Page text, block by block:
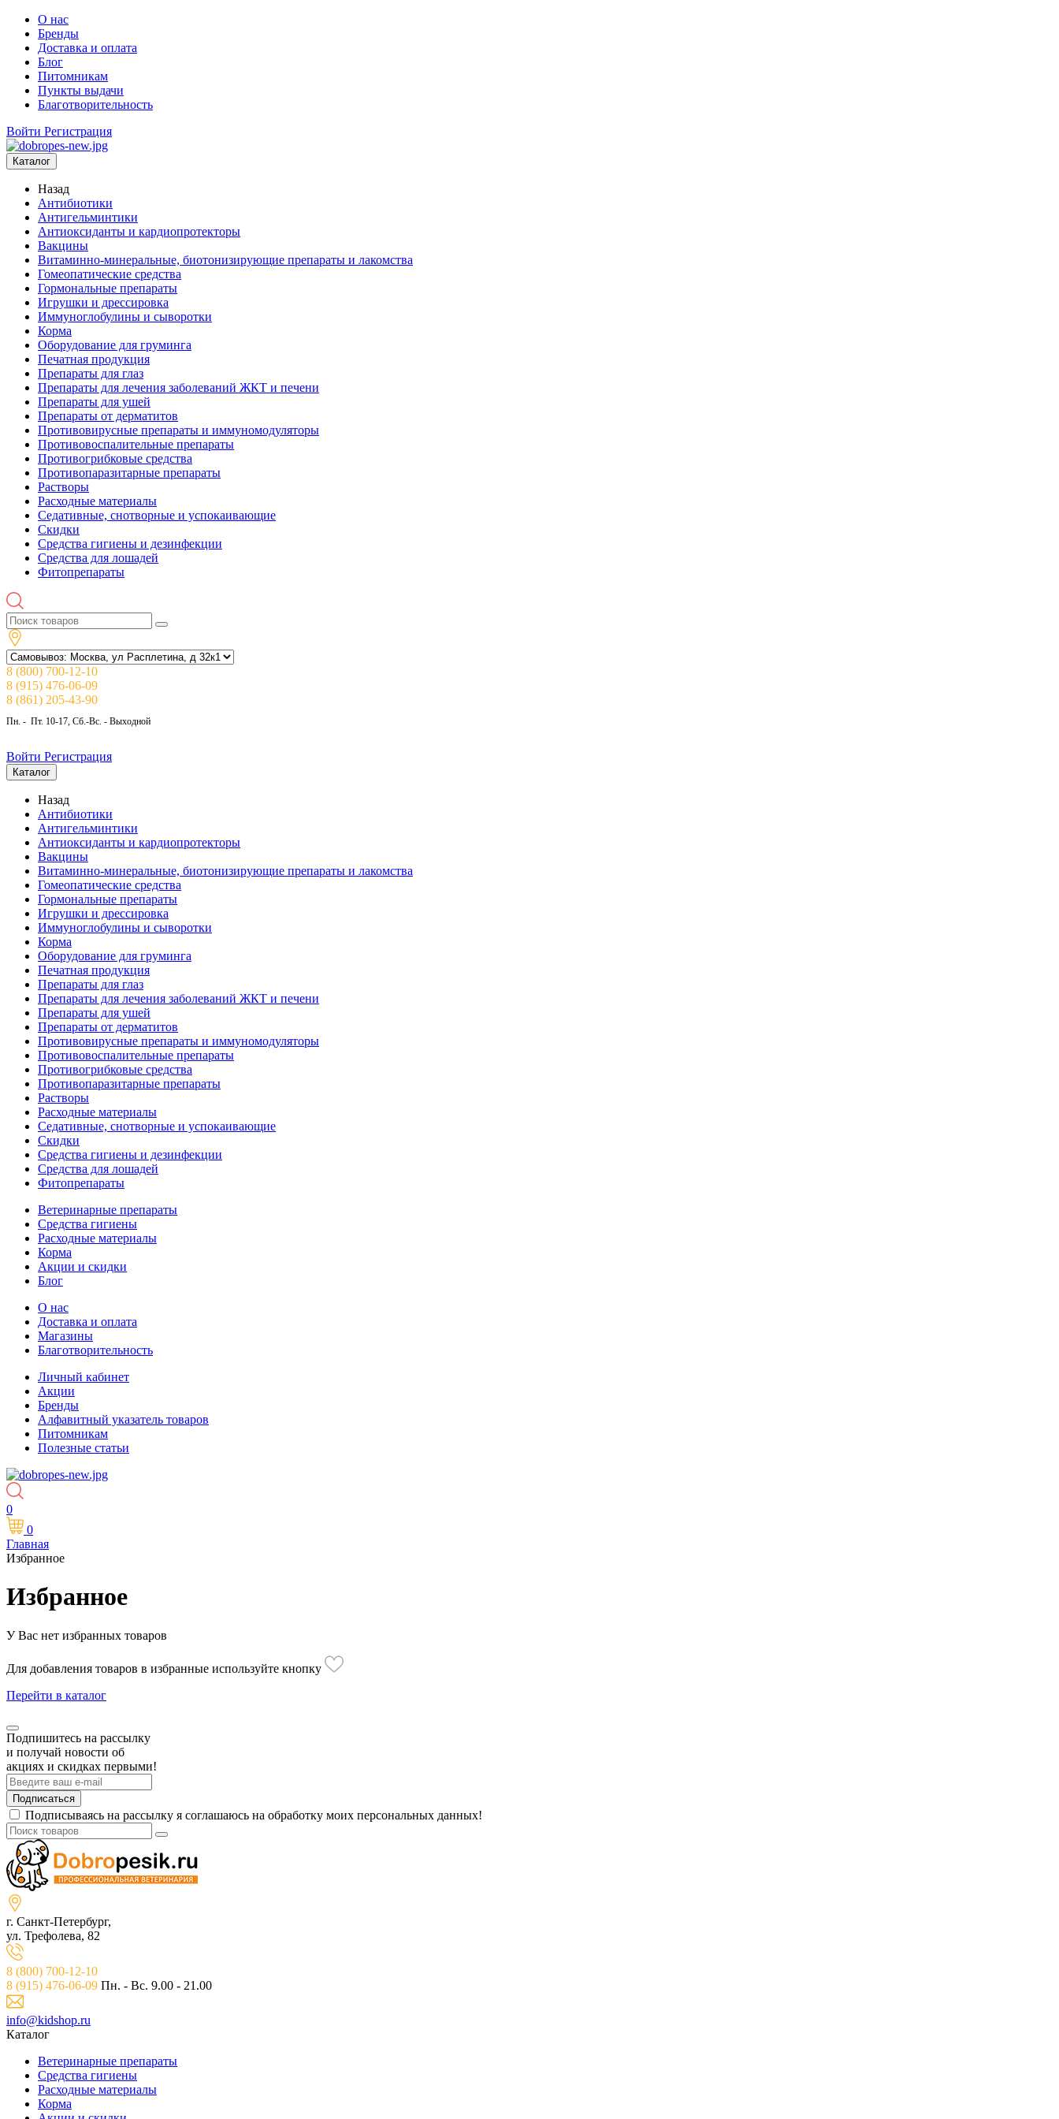
О нас
Бренды
Доставка и оплата
Блог
Питомникам
Пункты выдачи
Благотворительность
Войти Регистрация
Каталог
Назад
Антибиотики
Антигельминтики
Антиоксиданты и кардиопротекторы
Вакцины
Витаминно-минеральные, биотонизирующие препараты и лакомства
Гомеопатические средства
Гормональные препараты
Игрушки и дрессировка
Иммуноглобулины и сыворотки
Корма
Оборудование для груминга
Печатная продукция
Препараты для глаз
Препараты для лечения заболеваний ЖКТ и печени
Препараты для ушей
Препараты от дерматитов
Противовирусные препараты и иммуномодуляторы
Противовоспалительные препараты
Противогрибковые средства
Противопаразитарные препараты
Растворы
Расходные материалы
Седативные, снотворные и успокаивающие
Скидки
Средства гигиены и дезинфекции
Средства для лошадей
Фитопрепараты
8 (800) 700-12-10
8 (915) 476-06-09
8 (861) 205-43-90
Пн. - Пт. 10-17, Сб.-Вс. - Выходной
Войти Регистрация
Каталог
Назад
Антибиотики
Антигельминтики
Антиоксиданты и кардиопротекторы
Вакцины
Витаминно-минеральные, биотонизирующие препараты и лакомства
Гомеопатические средства
Гормональные препараты
Игрушки и дрессировка
Иммуноглобулины и сыворотки
Корма
Оборудование для груминга
Печатная продукция
Препараты для глаз
Препараты для лечения заболеваний ЖКТ и печени
Препараты для ушей
Препараты от дерматитов
Противовирусные препараты и иммуномодуляторы
Противовоспалительные препараты
Противогрибковые средства
Противопаразитарные препараты
Растворы
Расходные материалы
Седативные, снотворные и успокаивающие
Скидки
Средства гигиены и дезинфекции
Средства для лошадей
Фитопрепараты
Ветeринарные препараты
Средства гигиены
Расходные материалы
Корма
Акции и скидки
Блог
О нас
Доставка и оплата
Магазины
Благотворительность
Личный кабинет
Акции
Бренды
Алфавитный указатель товаров
Питомникам
Полезные статьи
0
0
Главная
Избранное
Избранное
У Вас нет избранных товаров
Для добавления товаров в избранные используйте кнопку
Перейти в каталог
Подпишитесь на рассылку
и получай новости об
акциях и скидках первыми!
Подписаться
Подписываясь на рассылку я соглашаюсь на обработку моих персональных данных!
г. Санкт-Петербург,
ул. Трефолева, 82
8 (800) 700-12-10
8 (915) 476-06-09 Пн. - Вс. 9.00 - 21.00
info@kidshop.ru
Каталог
Ветeринарные препараты
Средства гигиены
Расходные материалы
Корма